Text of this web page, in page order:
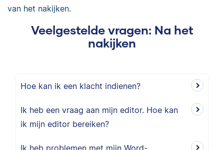
van het nakijken.
Veelgestelde vragen: Na het
nakijken
Hoe kan ik een klacht indienen?
Ik heb een vraag aan mijn editor. Hoe kan
ik mijn editor bereiken?
Ik heb problemen met mijn Word-